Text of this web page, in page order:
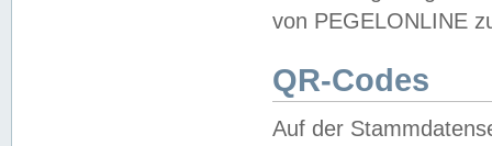
von PEGELONLINE
QR-Codes
Auf der